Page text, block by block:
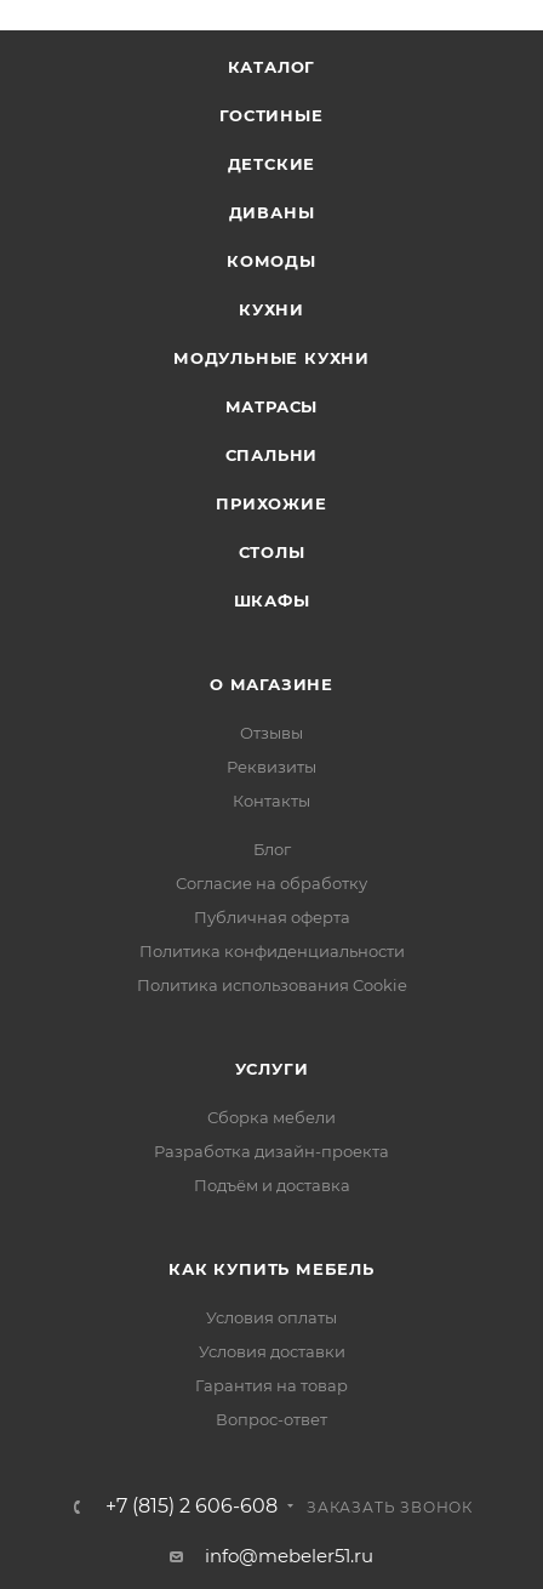
КАТАЛОГ
ГОСТИНЫЕ
ДЕТСКИЕ
ДИВАНЫ
КОМОДЫ
КУХНИ
МОДУЛЬНЫЕ КУХНИ
МАТРАСЫ
СПАЛЬНИ
ПРИХОЖИЕ
СТОЛЫ
ШКАФЫ
О МАГАЗИНЕ
Отзывы
Реквизиты
Контакты
Блог
Согласие на обработку
Публичная оферта
Политика конфиденциальности
Политика использования Cookie
УСЛУГИ
Сборка мебели
Разработка дизайн-проекта
Подъём и доставка
КАК КУПИТЬ МЕБЕЛЬ
Условия оплаты
Условия доставки
Гарантия на товар
Вопрос-ответ
+7 (815) 2 606-608 ЗАКАЗАТЬ ЗВОНОК
info@mebeler51.ru